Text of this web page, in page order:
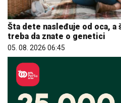
Šta dete nasleđuje od oca, a
treba da znate o genetici
05. 08. 2026 06:45